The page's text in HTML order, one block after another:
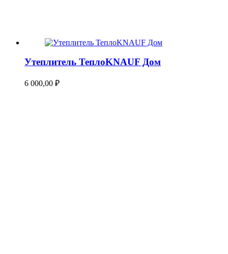
Утеплитель ТеплоKNAUF Дом
6 000,00 ₽